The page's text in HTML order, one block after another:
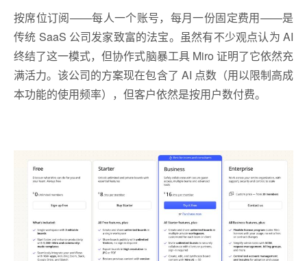
按席位订阅——每人一个账号，每月一份固定费用——是
传统 SaaS 公司发家致富的法宝。虽然有不少观点认为 AI
终结了这一模式，但协作式脑暴工具 Miro 证明了它依然充
满活力。该公司的方案现在包含了 AI 点数（用以限制高成
本功能的使用频率），但客户依然是按用户数付费。